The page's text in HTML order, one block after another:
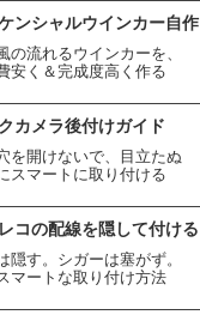
ンシャルウインカー自作
の流れるウインカーを、
安く＆完成度高く作る
カメラ後付けガイド
を開けないで、目立たぬ
スマートに取り付ける
コの配線を隠して付ける
隠す。シガーは塞がず。
マートな取り付け方法